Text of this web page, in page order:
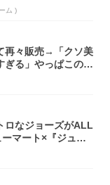
ム )
再々販売→「クソ美
ぎる」やっぱこのク
ロなジョーズがALL
マート×『ジュラ